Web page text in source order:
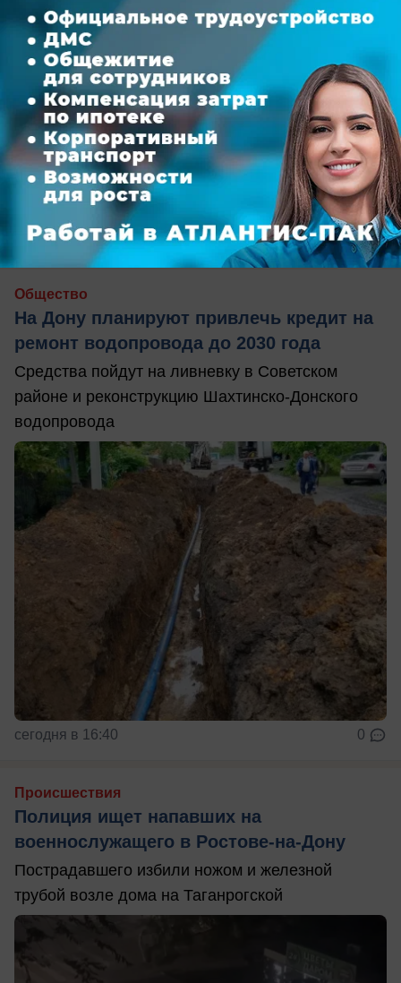
сегодня в 17:17 0
Общество
На Дону планируют привлечь кредит на
ремонт водопровода до 2030 года
Средства пойдут на ливневку в Советском
районе и реконструкцию Шахтинско-Донского
водопровода
сегодня в 16:40 0
Происшествия
Полиция ищет напавших на
военнослужащего в Ростове-на-Дону
Пострадавшего избили ножом и железной
трубой возле дома на Таганрогской